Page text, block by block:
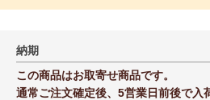
納期
この商品はお取寄せ商品です。
通常ご注文確定後、5営業日前後で入